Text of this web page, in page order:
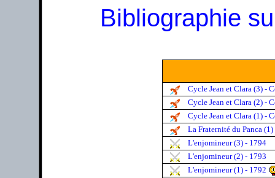
Bibliographie
Cycle Jean et Clara (3) -
Cycle Jean et Clara (2) -
Cycle Jean et Clara (1) -
La Fraternité du Panca (1)
L'enjomineur (3) - 1794
L'enjomineur (2) - 1793
L'enjomineur (1) - 1792